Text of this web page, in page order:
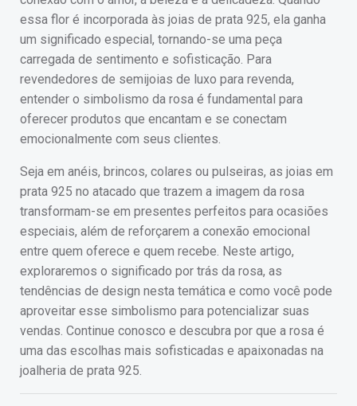
essa flor é incorporada às joias de prata 925, ela ganha
um significado especial, tornando-se uma peça
carregada de sentimento e sofisticação. Para
revendedores de semijoias de luxo para revenda,
entender o simbolismo da rosa é fundamental para
oferecer produtos que encantam e se conectam
emocionalmente com seus clientes.
Seja em anéis, brincos, colares ou pulseiras, as joias em
prata 925 no atacado que trazem a imagem da rosa
transformam-se em presentes perfeitos para ocasiões
especiais, além de reforçarem a conexão emocional
entre quem oferece e quem recebe. Neste artigo,
exploraremos o significado por trás da rosa, as
tendências de design nesta temática e como você pode
aproveitar esse simbolismo para potencializar suas
vendas. Continue conosco e descubra por que a rosa é
uma das escolhas mais sofisticadas e apaixonadas na
joalheria de prata 925.